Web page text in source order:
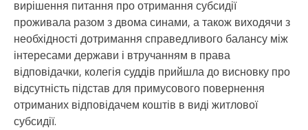
вирішення питання про отримання субсидії
проживала разом з двома синами, а також виходячи з
необхідності дотримання справедливого балансу між
інтересами держави і втручанням в права
відповідачки, колегія суддів прийшла до висновку про
відсутність підстав для примусового повернення
отриманих відповідачем коштів в виді житлової
субсидії.